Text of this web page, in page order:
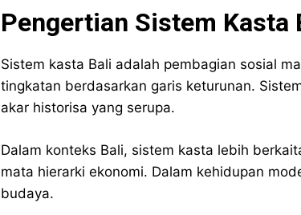
Pengertian Sistem Kasta
Sistem kasta Bali adalah pembagian sosial
tingkatan berdasarkan garis keturunan.
akar historisa yang serupa.
Dalam konteks Bali, sistem kasta lebih
mata hierarki ekonomi. Dalam kehidupan
budaya.